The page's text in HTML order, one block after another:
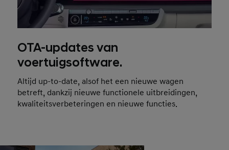
OTA-updates van
voertuigsoftware.
Altijd up-to-date, alsof het een nieuwe wagen
betreft, dankzij nieuwe functionele uitbreidingen,
kwaliteitsverbeteringen en nieuwe functies.